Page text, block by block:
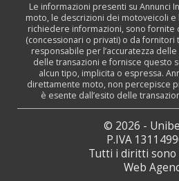
Le informazioni presenti su Annunci
moto, le descrizioni dei motoveicoli
richiedere informazioni, sono
(concessionari o privati) o da fornitori
responsabile per l’accuratezza
delle transazioni e fornisce questo
alcun tipo, implicita o espressa.
direttamente moto, non percepisce
è esente dall’esito delle
© 2026 -
P.IVA
Tutti i diritti sono
Web